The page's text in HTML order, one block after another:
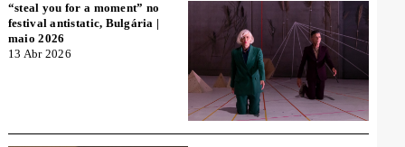
“steal you for a moment” no
festival antistatic, Bulgária |
maio 2026
13 Abr 2026